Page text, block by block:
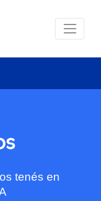
tenés en